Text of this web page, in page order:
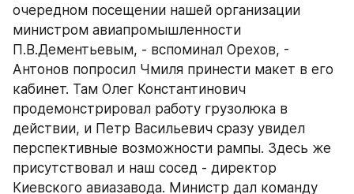
очередном посещении нашей организации
министром авиапромышленности
П.В.Дементьевым, - вспоминал Орехов, -
Антонов попросил Чмиля принести макет в его
кабинет. Там Олег Константинович
продемонстрировал работу грузолюка в
действии, и Петр Васильевич сразу увидел
перспективные возможности рампы. Здесь же
присутствовал и наш сосед - директор
Киевского авиазавода. Министр дал команду